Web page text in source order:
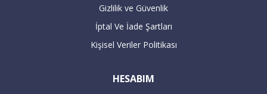
Gizlilik ve Güvenlik
İptal Ve İade Şartları
Kişisel Veriler Politikası
HESABIM